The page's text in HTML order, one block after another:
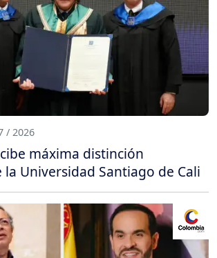
/ 2026
máxima distinción
la Universidad Santiago de Cali